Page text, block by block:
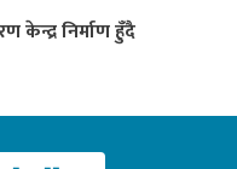
केन्द्र निर्माण हुँदै